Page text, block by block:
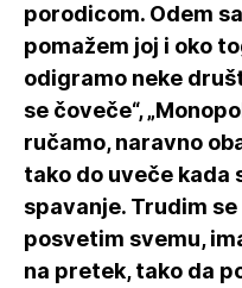
porodicom. Odem
pomažem joj i oko
odigramo neke
se čoveče“,
ručamo, naravno
tako do uveče kada
spavanje. Trudim
posvetim svemu,
na pretek, tako da